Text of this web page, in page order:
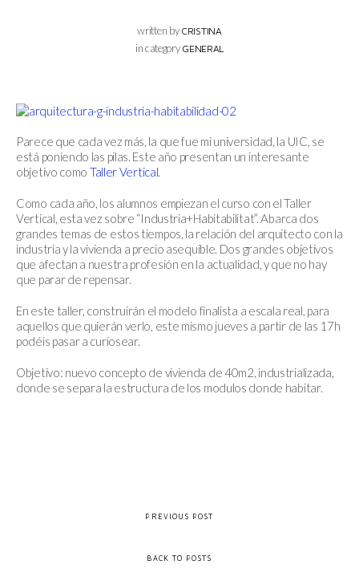
written by CRISTINA
in category GENERAL
Parece que cada vez más, la que fue mi universidad, la UIC, se
está poniendo las pilas. Este año presentan un interesante
objetivo como Taller Vertical.
Como cada año, los alumnos empiezan el curso con el Taller
Vertical, esta vez sobre “Industria+Habitabilitat”. Abarca dos
grandes temas de estos tiempos, la relación del arquitecto con la
industria y la vivienda a precio asequible. Dos grandes objetivos
que afectan a nuestra profesión en la actualidad, y que no hay
que parar de repensar.
En este taller, construirán el modelo finalista a escala real, para
aquellos que quierán verlo, este mismo jueves a partir de las 17h
podéis pasar a curiosear.
Objetivo: nuevo concepto de vivienda de 40m2, industrializada,
donde se separa la estructura de los modulos donde habitar.
PREVIOUS POST
BACK TO POSTS